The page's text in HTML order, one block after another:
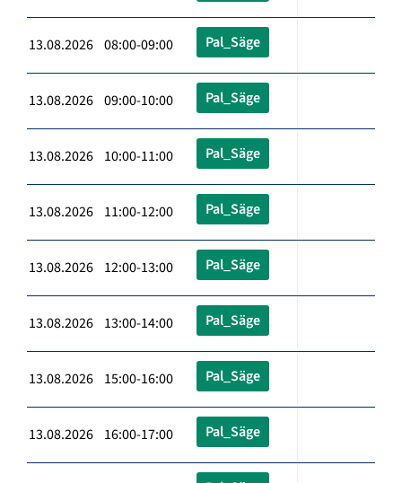
13.08.2026 08:00-09:00 Pal_Säge
13.08.2026 09:00-10:00 Pal_Säge
13.08.2026 10:00-11:00 Pal_Säge
13.08.2026 11:00-12:00 Pal_Säge
13.08.2026 12:00-13:00 Pal_Säge
13.08.2026 13:00-14:00 Pal_Säge
13.08.2026 15:00-16:00 Pal_Säge
13.08.2026 16:00-17:00 Pal_Säge